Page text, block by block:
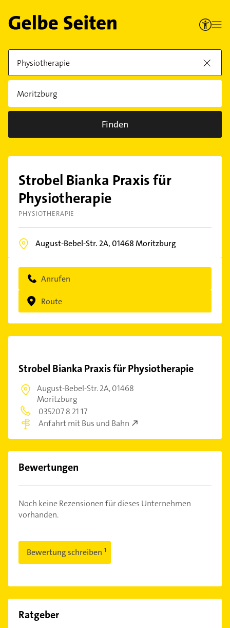
Finden
Strobel Bianka Praxis für
Physiotherapie
PHYSIOTHERAPIE
August-Bebel-Str. 2A,01468Moritzburg
Anrufen
Route
Strobel Bianka Praxis für Physiotherapie
August-Bebel-Str. 2A,01468
Moritzburg
035207 8 21 17
Anfahrt mit Bus und Bahn
Bewertungen
Noch keine Rezensionen für dieses Unternehmen
vorhanden.
Bewertung schreiben
Ratgeber